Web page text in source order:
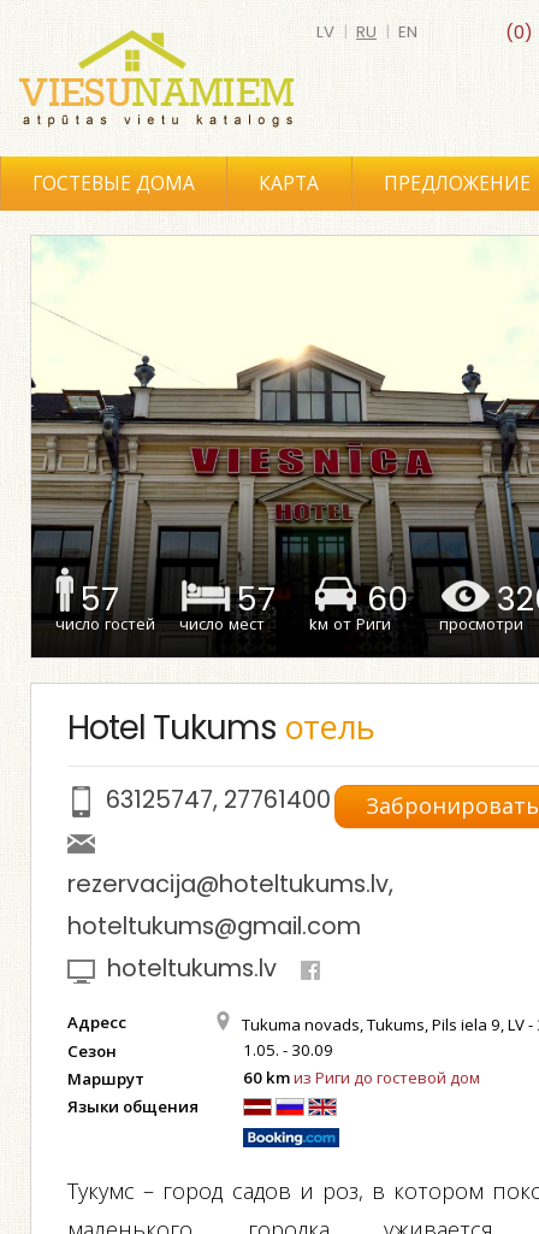
(0)
LV | RU | EN
ГОСТЕВЫЕ ДОМА КАРТА ПРЕДЛОЖЕНИЕ
57
число гостей
57
число мест
60
kм от Риги просмотри
Hotel Tukums отель
Забронировать
63125747, 27761400
rezervacija@hoteltukums.lv,
hoteltukums@gmail.com
hoteltukums.lv
Адресс Tukuma novads, Tukums, Pils iela 9, LV
Сезон 1.05. - 30.09
Маршрут 60 kmиз Риги до гостевой дом
Языки общения
Тукумс – город садов и роз, в котором